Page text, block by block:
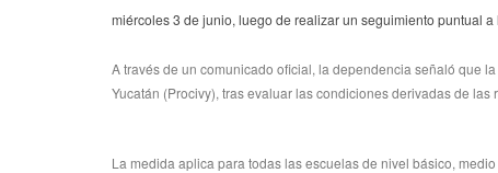
miércoles 3 de junio, luego de realizar un seguimiento puntual
A través de un comunicado oficial, la dependencia señaló que
Yucatán (Procivy), tras evaluar las condiciones derivadas de
La medida aplica para todas las escuelas de nivel básico,